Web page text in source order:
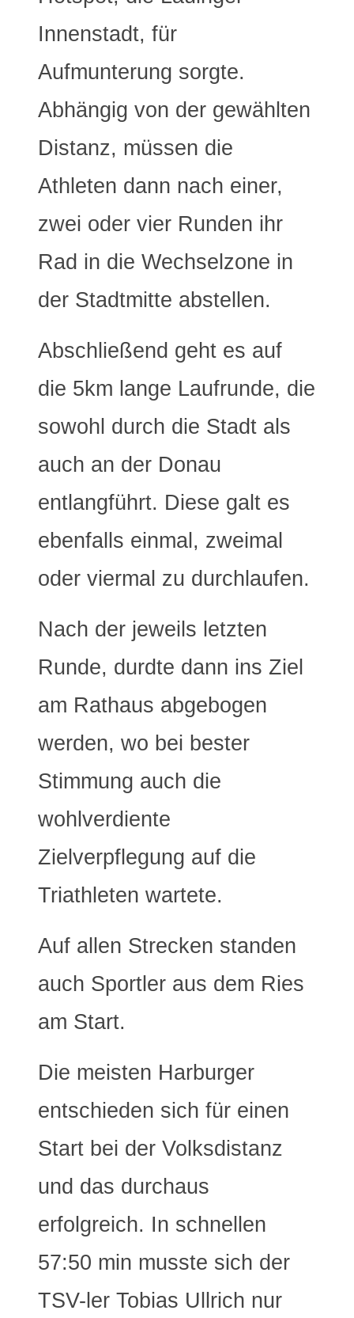
Innenstadt, für
Aufmunterung sorgte.
Abhängig von der gewählten
Distanz, müssen die
Athleten dann nach einer,
zwei oder vier Runden ihr
Rad in die Wechselzone in
der Stadtmitte abstellen.
Abschließend geht es auf
die 5km lange Laufrunde, die
sowohl durch die Stadt als
auch an der Donau
entlangführt. Diese galt es
ebenfalls einmal, zweimal
oder viermal zu durchlaufen.
Nach der jeweils letzten
Runde, durdte dann ins Ziel
am Rathaus abgebogen
werden, wo bei bester
Stimmung auch die
wohlverdiente
Zielverpflegung auf die
Triathleten wartete.
Auf allen Strecken standen
auch Sportler aus dem Ries
am Start.
Die meisten Harburger
entschieden sich für einen
Start bei der Volksdistanz
und das durchaus
erfolgreich. In schnellen
57:50 min musste sich der
TSV-ler Tobias Ullrich nur